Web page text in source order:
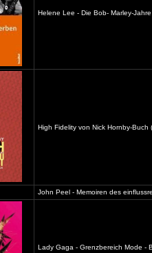
Helene Lee - Die Bob- Marley-
High Fidelity von Nick Hornby-Buch
John Peel - Memoiren des
Lady Gaga - Grenzbereich Mode -